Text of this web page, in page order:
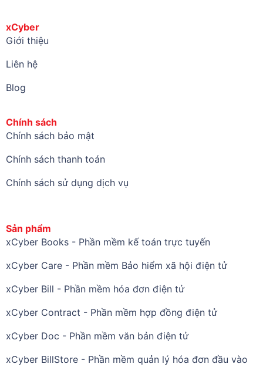
xCyber
Giới thiệu
Liên hệ
Blog
Chính sách
Chính sách bảo mật
Chính sách thanh toán
Chính sách sử dụng dịch vụ
Sản phẩm
xCyber Books - Phần mềm kế toán trực tuyến
xCyber Care - Phần mềm Bảo hiểm xã hội điện tử
xCyber Bill - Phần mềm hóa đơn điện tử
xCyber Contract - Phần mềm hợp đồng điện tử
xCyber Doc - Phần mềm văn bản điện tử
xCyber BillStore - Phần mềm quản lý hóa đơn đầu vào